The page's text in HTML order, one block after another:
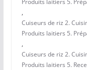
Produits laitiers 5.
,
Cuiseurs de riz 2.
Produits laitiers 5.
,
Cuiseurs de riz 2.
Produits laitiers 5.